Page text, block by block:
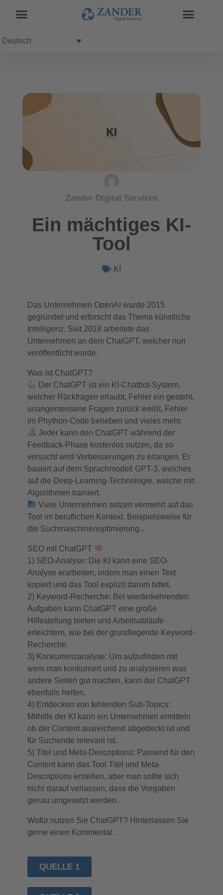
Deutsch
Zander Digital Services
Ein mächtiges KI-
Tool
KI
Das Unternehmen OpenAI wurde 2015
gegründet und erforscht das Thema künstliche
Intelligenz. Seit 2018 arbeitete das
Unternehmen an dem ChatGPT, welcher nun
veröffentlicht wurde.
Was ist ChatGPT?
Der ChatGPT ist ein KI-Chatbot-System,
welcher Rückfragen erlaubt, Fehler ein gesteht,
unangemessene Fragen zurück weißt, Fehler
im Phython-Code beheben und vieles mehr.
Jeder kann den ChatGPT während der
Feedback-Phase kostenlos nutzen, da so
versucht wird Verbesserungen zu erlangen. Er
basiert auf dem Sprachmodell GPT-3, welches
auf die Deep-Learning-Technologie, welche mit
Algorithmen trainiert.
Viele Unternehmen setzen vermehrt auf das
Tool im beruflichen Kontext. Beispielsweise für
die Suchmaschinenoptimierung…
SEO mit ChatGPT
1) SEO-Analyse: Die KI kann eine SEO-
Analyse erarbeiten, indem man einen Text
kopiert und das Tool explizit darum bittet.
2) Keyword-Recherche: Bei wiederkehrenden
Aufgaben kann ChatGPT eine große
Hilfestellung bieten und Arbeitsabläufe
erleichtern, wie bei der grundlegende Keyword-
Recherche.
3) Konkurrenzanalyse: Um aufzufinden mit
wem man konkurriert und zu analysieren was
andere Seiten gut machen, kann der ChatGPT
ebenfalls helfen.
4) Entdecken von fehlenden Sub-Topics:
Mithilfe der KI kann ein Unternehmen ermitteln
ob der Content ausreichend abgedeckt ist und
für Suchende relevant ist.
5) Titel und Meta-Descriptions: Passend für den
Content kann das Tool Titel und Meta-
Descriptions erstellen, aber man sollte sich
nicht darauf verlassen, dass die Vorgaben
genau umgesetzt werden.
Wofür nutzen Sie ChatGPT? Hinterlassen Sie
gerne einen Kommentar.
QUELLE 1